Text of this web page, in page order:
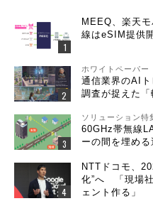
MEEQ、楽天
線はeSIM提供
ホワイトペーパー
通信業界のAI
調査が捉えた「
ソリューション特
60GHz帯無線
ーの間を埋める
NTTドコモ、
化”へ 「現場
ェント作る」